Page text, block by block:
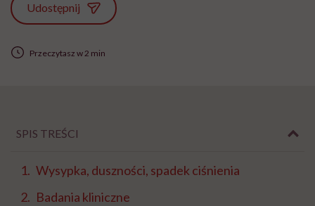
Udostępnij
Przeczytasz w 2 min
SPIS TREŚCI
Wysypka, duszności, spadek ciśnienia
Badania kliniczne